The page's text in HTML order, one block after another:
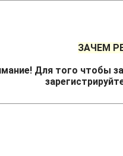
ЗАЧЕМ
Для того чтобы